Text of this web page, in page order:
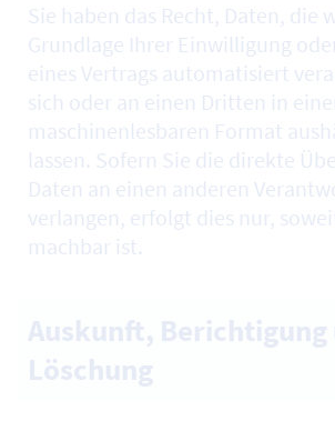
Sie haben das Recht, Daten, die
Grundlage Ihrer Einwilligung
eines Vertrags automatisiert
sich oder an einen Dritten in
maschinenlesbaren Format
lassen. Sofern Sie die direkte
Daten an einen anderen
verlangen, erfolgt dies nur,
machbar ist.